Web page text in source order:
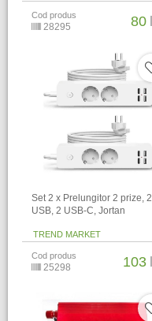
Cod produs
28295 80
Set 2 x Prelungitor 2 prize, 2
USB, 2 USB-C, Jortan
TREND MARKET
Cod produs
25298 103